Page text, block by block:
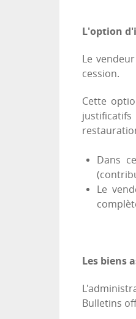
L'option
Le
cession.
Cette
justificatifs
Dans
Le
Les biens
Bulletins